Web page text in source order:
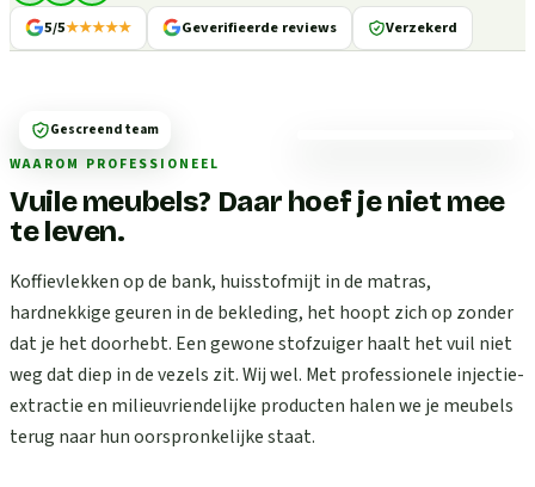
5/5★★★★★ Geverifieerde reviews Verzekerd
WAAROM PROFESSIONEEL
Vuile meubels? Daar hoef je niet mee
te leven.
Koffievlekken op de bank, huisstofmijt in de matras,
hardnekkige geuren in de bekleding, het hoopt zich op zonder
dat je het doorhebt. Een gewone stofzuiger haalt het vuil niet
weg dat diep in de vezels zit. Wij wel. Met professionele injectie-
extractie en milieuvriendelijke producten halen we je meubels
terug naar hun oorspronkelijke staat.
Gescreend team